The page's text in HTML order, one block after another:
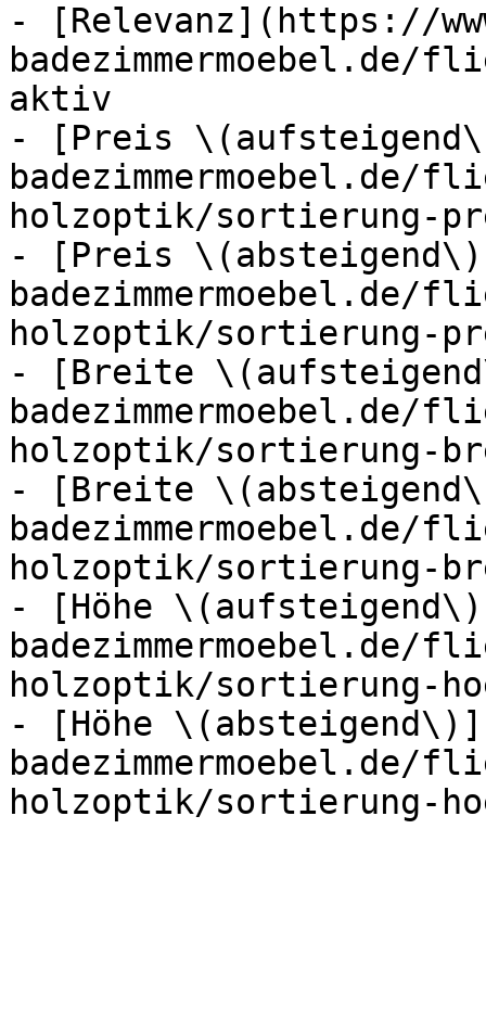
- [Relevanz](https://
aktiv
- [Preis
holzoptik/sortierung-
- [Preis
holzoptik/sortierung-
- [Breite
holzoptik/sortierung-
- [Breite
holzoptik/sortierung-
- [Höhe
holzoptik/sortierung-
- [Höhe